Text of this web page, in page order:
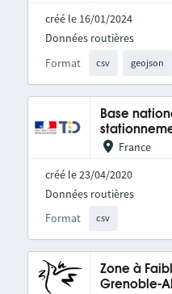
créé le 16/01/2024
Format csv geojson
Données routières
Base
France
créé le 23/04/2020
Format csv
Données routières
Zone à
Grenoble-